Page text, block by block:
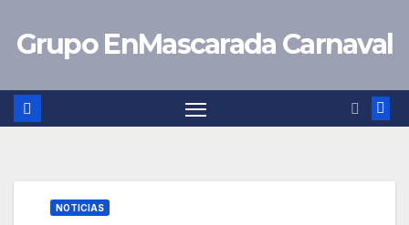
Grupo EnMascarada Carnaval
NOTICIAS